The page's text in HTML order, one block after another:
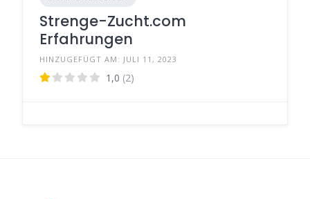
Strenge-Zucht.com
Erfahrungen
HINZUGEFÜGT AM: JULI 11, 2023
1,0 (2)